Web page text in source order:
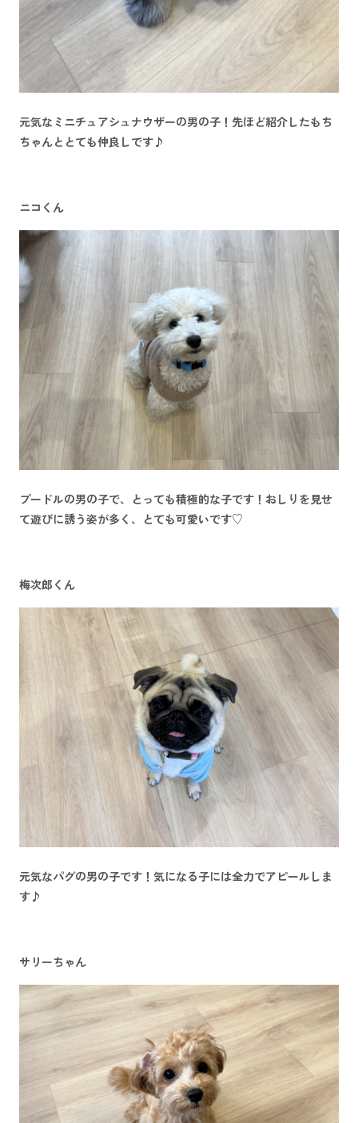
元気なミニチュアシュナウザーの男の子！先ほど紹介したもち
ちゃんととても仲良しです♪
ニコくん
プードルの男の子で、とっても積極的な子です！おしりを見せ
て遊びに誘う姿が多く、とても可愛いです♡
梅次郎くん
元気なパグの男の子です！気になる子には全力でアピールしま
す♪
サリーちゃん